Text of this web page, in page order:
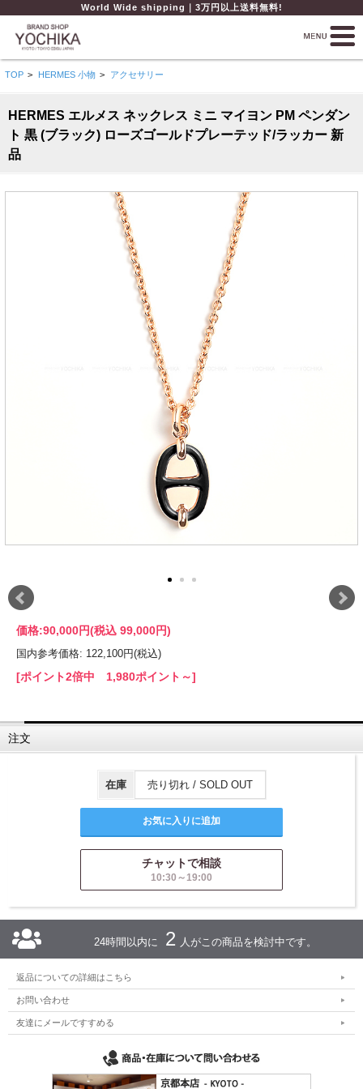
World Wide shipping｜3万円以上送料無料!
TOP > HERMES 小物 > アクセサリー
HERMES エルメス ネックレス ミニ マイヨン PM ペンダン
ト 黒 (ブラック) ローズゴールドプレーテッド/ラッカー 新
品
価格:90,000円(税込 99,000円)
国内参考価格: 122,100円(税込)
[ポイント2倍中 1,980ポイント～]
注文
在庫 売り切れ / SOLD OUT
チャットで相談
10:30～19:00
24時間以内に 2 人がこの商品を検討中です。
返品についての詳細はこちら
お問い合わせ
友達にメールですすめる